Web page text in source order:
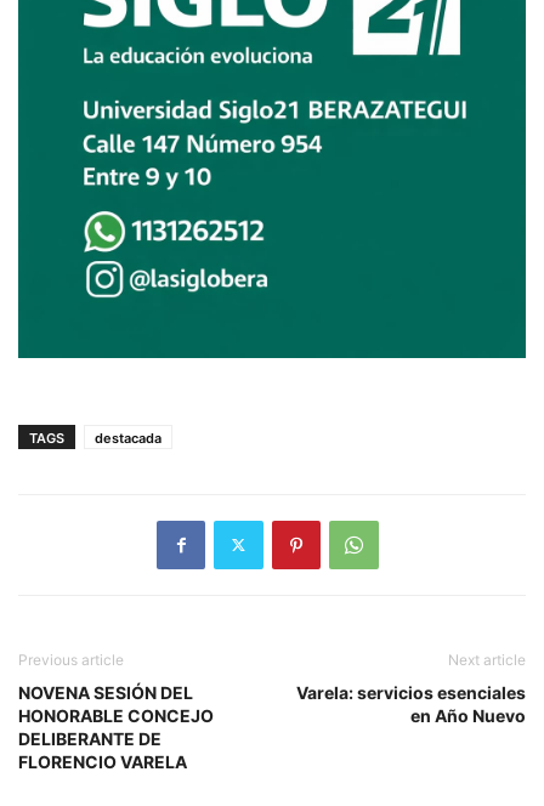
TAGS destacada
Previous article
NOVENA SESIÓN DEL
HONORABLE CONCEJO
DELIBERANTE DE
FLORENCIO VARELA
Next article
Varela: servicios esenciales
en Año Nuevo